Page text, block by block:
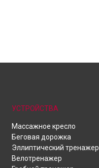
УСТРОЙСТВА
Массажное кресло
Беговая дорожка
Эллиптический тренажер
Велотренажер